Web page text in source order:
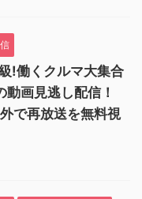
!働くクルマ大集合
画見逃し配信！
で再放送を無料視